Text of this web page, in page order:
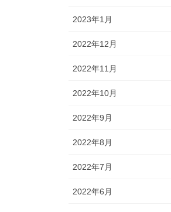
2023年1月
2022年12月
2022年11月
2022年10月
2022年9月
2022年8月
2022年7月
2022年6月